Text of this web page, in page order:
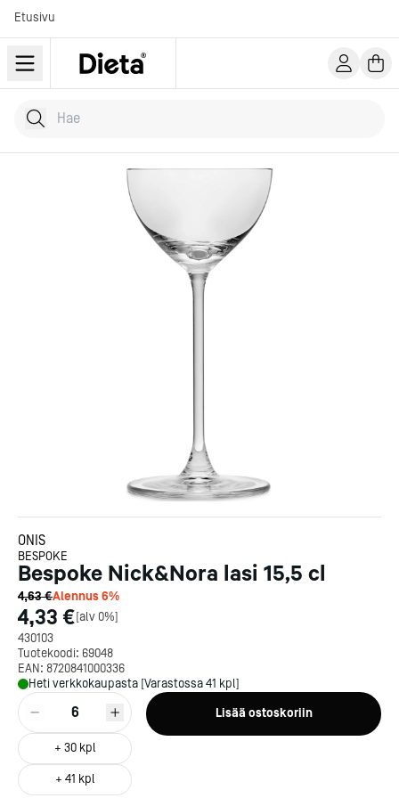
Etusivu
Hae tuotteita
Kirjoita hakusana...
ONIS
BESPOKE
Bespoke Nick&Nora lasi 15,5 cl
4,63 €Alennus6%
4,33 €[alv 0%]
430103
Tuotekoodi: 69048
EAN: 8720841000336
Heti verkkokaupasta [Varastossa 41 kpl]
6
+ 30kpl
+ 41 kpl
Lisää ostoskoriin
Kotipizza on vuonna 1987